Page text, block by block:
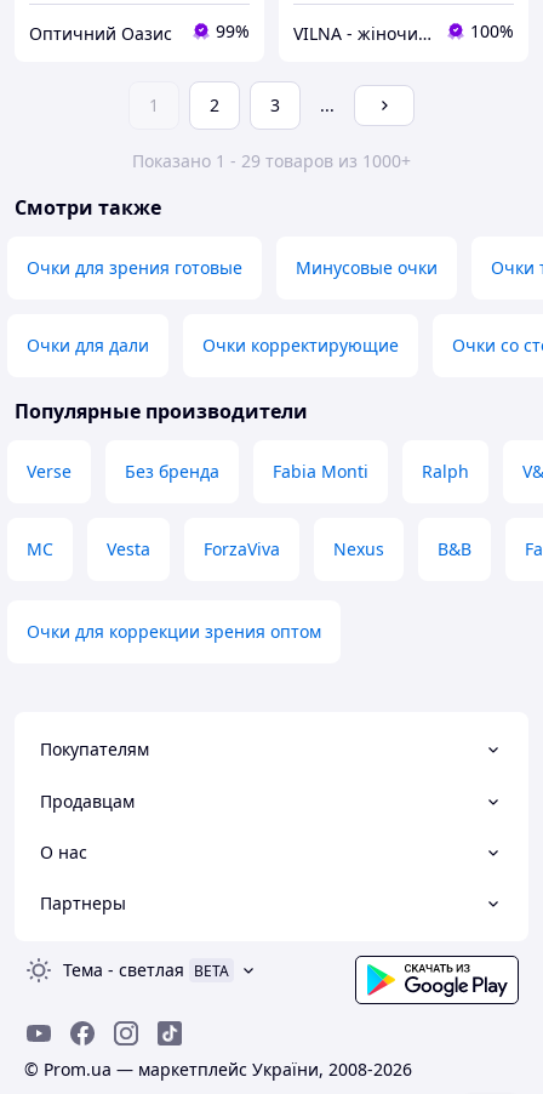
Оптичний Оазис 99% VILNA - жіночий одяг, окуляри та парфумерія 100%
1 2 3 ...
Показано 1 - 29 товаров из 1000+
Смотри также
Очки для зрения готовые Минусовые очки Очки
Очки для дали Очки корректирующие Очки со
Популярные производители
Verse Без бренда Fabia Monti Ralph
MC Vesta ForzaViva Nexus B&B
Очки для коррекции зрения оптом
Покупателям
Продавцам
О нас
Партнеры
Тема - светлая BETA
© Prom.ua — маркетплейс України, 2008-2026